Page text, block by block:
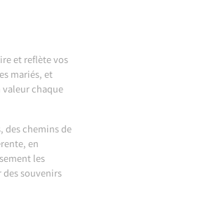
et reflète vos
mariés, et
chaque
des chemins de
en
les
souvenirs